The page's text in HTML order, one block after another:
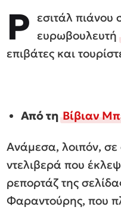
Ρ εσιτάλ πιάνου
ευρωβουλευτή
επιβάτες και
Από τηΒίβιαν
Ανάμεσα, λοιπόν, σε
ντελιβερά που
ρεπορτάζ της
Φαραντούρης, που